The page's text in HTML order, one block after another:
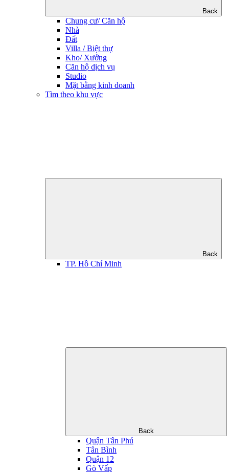
Back
Chung cư/ Căn hộ
Nhà
Đất
Villa / Biệt thự
Kho/ Xưởng
Căn hộ dịch vụ
Studio
Mặt bằng kinh doanh
Tìm theo khu vực
Back
TP. Hồ Chí Minh
Back
Quận Tân Phú
Tân Bình
Quận 12
Gò Vấp